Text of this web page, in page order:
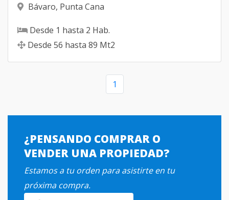
Bávaro, Punta Cana
Desde 1 hasta 2 Hab.
Desde 56 hasta 89 Mt2
1
¿PENSANDO COMPRAR O
VENDER UNA PROPIEDAD?
Estamos a tu orden para asistirte en tu
próxima compra.